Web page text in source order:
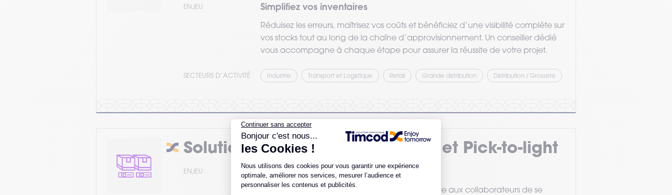
ENJEU Simplifiez vos inventaires
Réduisez les erreurs, maîtrisez vos coûts et bénéficiez d’une visibilité complète sur
vos stocks tout au long de la chaîne d’approvisionnement. Un conseiller dédié
vous accompagne à chaque étape pour assurer la réussite de votre projet.
SECTEURS D’ACTIVITÉ Industrie Transport et Logistique Retail Grande distribution Distribution / Grossiste
Solution d'entreposage par Put et Pick-to-light
ENJEU L'expérience de vos collaborateurs
Automatiser les tâches répétitives pour permettre aux collaborateurs de se